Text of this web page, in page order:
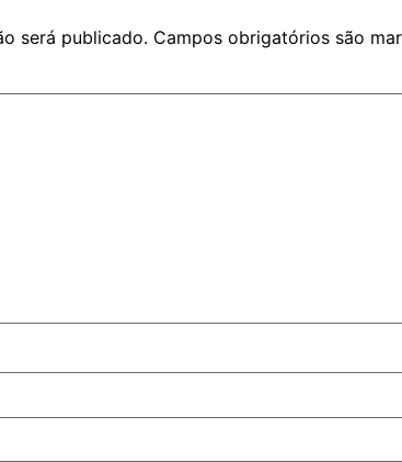
será publicado. Campos obrigatórios são